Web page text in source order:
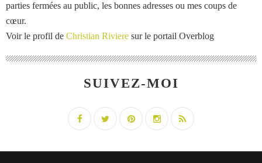
parties fermées au public, les bonnes adresses ou mes coups de
cœur.
Voir le profil de Christian Riviere sur le portail Overblog
SUIVEZ-MOI